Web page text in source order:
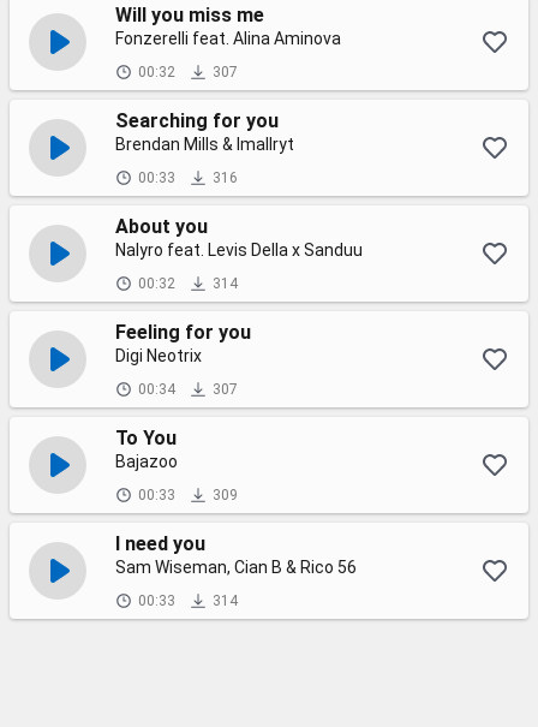
Will you miss me
Fonzerelli feat. Alina Aminova
00:32 307
Searching for you
Brendan Mills & Imallryt
00:33 316
About you
Nalyro feat. Levis Della x Sanduu
00:32 314
Feeling for you
Digi Neotrix
00:34 307
To You
Bajazoo
00:33 309
I need you
Sam Wiseman, Cian B & Rico 56
00:33 314